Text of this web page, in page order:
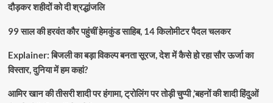
दौड़कर शहीदों को दी श्रद्धांजलि
99 साल की हरवंत कौर पहुंचीं हेमकुंड साहिब, 14 किलोमीटर पैदल चलकर
Explainer: बिजली का बड़ा विकल्प बनता सूरज, देश में कैसे हो रहा सौर ऊर्जा का
विस्तार, दुनिया में हम कहां?
आमिर खान की तीसरी शादी पर हंगामा, ट्रोलिंग पर तोड़ी चुप्पी ,’बहनों की शादी हिंदुओं